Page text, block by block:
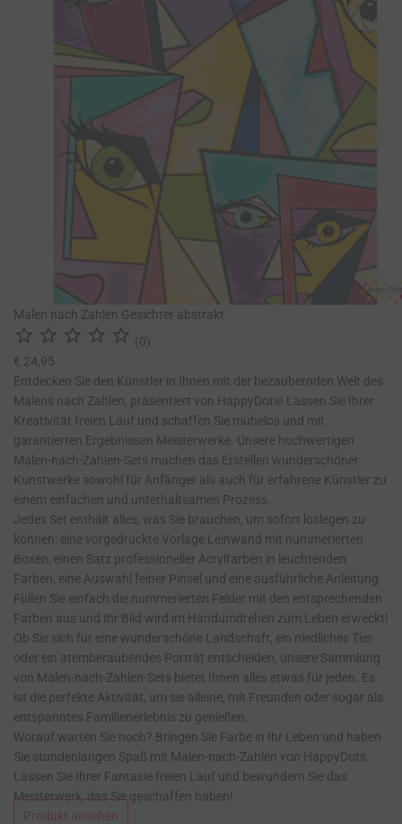
Malen nach Zahlen Gesichter abstrakt
     (0)
€ 24,95
Entdecken Sie den Künstler in Ihnen mit der bezaubernden Welt des
Malens nach Zahlen, präsentiert von HappyDots! Lassen Sie Ihrer
Kreativität freien Lauf und schaffen Sie mühelos und mit
garantierten Ergebnissen Meisterwerke. Unsere hochwertigen
Malen-nach-Zahlen-Sets machen das Erstellen wunderschöner
Kunstwerke sowohl für Anfänger als auch für erfahrene Künstler zu
einem einfachen und unterhaltsamen Prozess.
Jedes Set enthält alles, was Sie brauchen, um sofort loslegen zu
können: eine vorgedruckte Vorlage Leinwand mit nummerierten
Boxen, einen Satz professioneller Acrylfarben in leuchtenden
Farben, eine Auswahl feiner Pinsel und eine ausführliche Anleitung.
Füllen Sie einfach die nummerierten Felder mit den entsprechenden
Farben aus und Ihr Bild wird im Handumdrehen zum Leben erweckt!
Ob Sie sich für eine wunderschöne Landschaft, ein niedliches Tier
oder ein atemberaubendes Porträt entscheiden, unsere Sammlung
von Malen-nach-Zahlen-Sets bietet Ihnen alles etwas für jeden. Es
ist die perfekte Aktivität, um sie alleine, mit Freunden oder sogar als
entspanntes Familienerlebnis zu genießen.
Worauf warten Sie noch? Bringen Sie Farbe in Ihr Leben und haben
Sie stundenlangen Spaß mit Malen-nach-Zahlen von HappyDots.
Lassen Sie Ihrer Fantasie freien Lauf und bewundern Sie das
Meisterwerk, das Sie geschaffen haben!
Produkt ansehen